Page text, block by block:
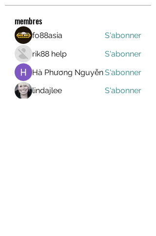
membres
fo88asia
S'abonner
rik88 help
S'abonner
Hà Phương NguyễnS'abonner
lindajlee
S'abonner